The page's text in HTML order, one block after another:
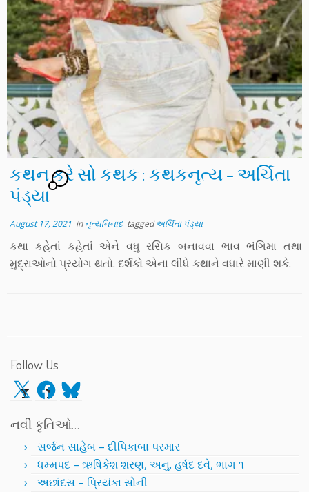
કથન કરે સો કથક : કથકનૃત્ય – અર્ચિતા
પંડ્યા
8
August 17, 2021 inનૃત્યનિનાદ taggedઅર્ચિતા પંડ્યા
કથા કહેતાં કહેતાં એને વધુ રસિક બનાવવા ભાવ ભંગિમા તથા
મુદ્રાઓનો પ્રયોગ થતો. દર્શકો એના લીધે કથાને વધારે માણી શકે.
Follow Us
X Facebook
Bluesky
નવી કૃતિઓ…
સર્જન સાહેબ – દીપિકાબા પરમાર
ધમ્મપદ – ઋષિકેશ શરણ, અનુ. હર્ષદ દવે, ભાગ ૧
અછાંદસ – પ્રિયંકા સોની